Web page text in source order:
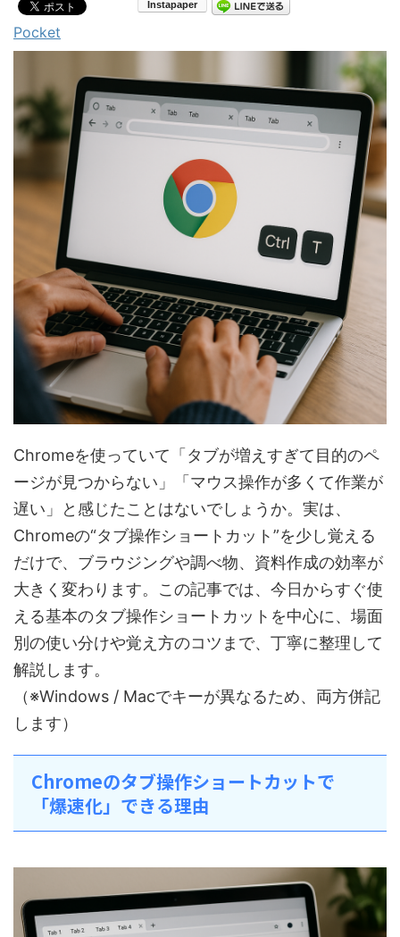
Pocket
Chromeを使っていて「タブが増えすぎて目的のペ
ージが見つからない」「マウス操作が多くて作業が
遅い」と感じたことはないでしょうか。実は、
Chromeの“タブ操作ショートカット”を少し覚える
だけで、ブラウジングや調べ物、資料作成の効率が
大きく変わります。この記事では、今日からすぐ使
える基本のタブ操作ショートカットを中心に、場面
別の使い分けや覚え方のコツまで、丁寧に整理して
解説します。
（※Windows / Macでキーが異なるため、両方併記
します）
Chromeのタブ操作ショートカットで
「爆速化」できる理由